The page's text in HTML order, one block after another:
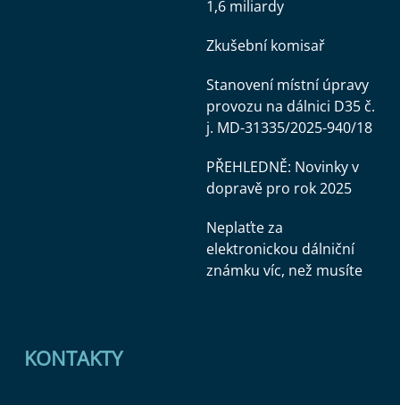
1,6 miliardy
Zkušební komisař
Stanovení místní úpravy
provozu na dálnici D35 č.
j. MD-31335/2025-940/18
PŘEHLEDNĚ: Novinky v
dopravě pro rok 2025
Neplaťte za
elektronickou dálniční
známku víc, než musíte
KONTAKTY